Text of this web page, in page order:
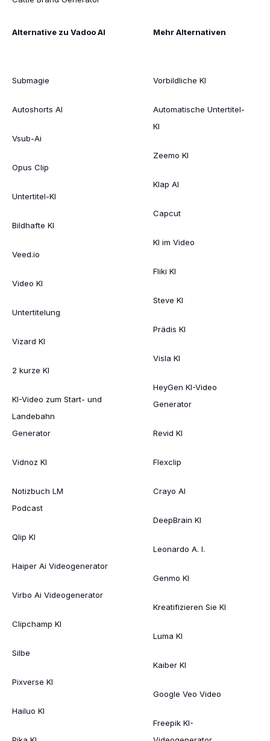
Alternative zu Vadoo AI
Submagie
Autoshorts AI
Vsub-Ai
Opus Clip
Untertitel-KI
Bildhafte KI
Veed.io
Video KI
Untertitelung
Vizard KI
2 kurze KI
KI-Video zum Start- und
Landebahn
Generator
Vidnoz KI
Notizbuch LM
Podcast
Qlip KI
Haiper Ai Videogenerator
Virbo Ai Videogenerator
Clipchamp KI
Silbe
Pixverse KI
Hailuo KI
Mehr Alternativen
Vorbildliche KI
Automatische Untertitel-
KI
Zeemo KI
Klap AI
Capcut
KI im Video
Fliki KI
Steve KI
Prädis KI
Visla KI
HeyGen KI-Video
Generator
Revid KI
Flexclip
Crayo AI
DeepBrain KI
Leonardo A. I.
Genmo KI
Kreatifizieren Sie KI
Luma KI
Kaiber KI
Google Veo Video
Freepik KI-